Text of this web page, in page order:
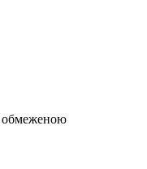
обмеженою